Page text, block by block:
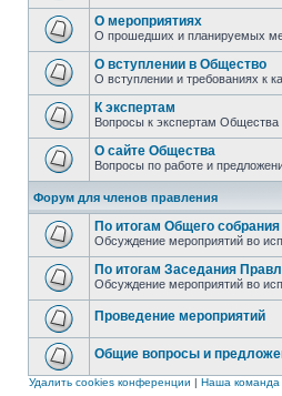
О мероприятиях
О прошедших и планируемых
О вступлении в Общество
О вступлении и требованиях к
К экспертам
Вопросы к экспертам Общества
О сайте Общества
Вопросы по работе и
Форум для членов правления
По итогам Общего собрания
Обсуждение мероприятий во
По итогам Заседания
Обсуждение мероприятий во
Проведение мероприятий
Общие вопросы и
Удалить cookies конференции | Наша команда